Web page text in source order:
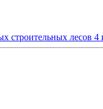
строительных лесов